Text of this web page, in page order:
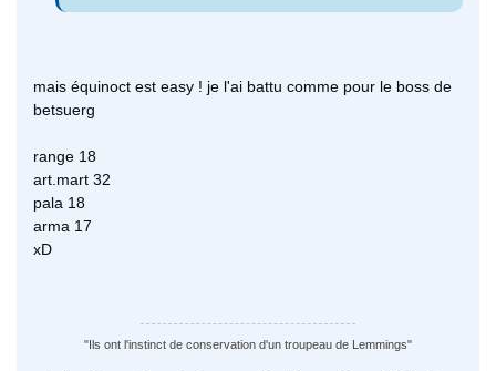
mais équinoct est easy ! je l'ai battu comme pour le boss de
betsuerg
range 18
art.mart 32
pala 18
arma 17
xD
"Ils ont l'instinct de conservation d'un troupeau de Lemmings"